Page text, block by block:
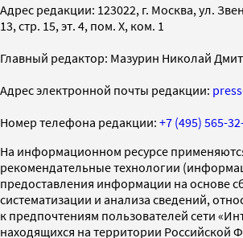
Адрес редакции: 123022, г. Москва, ул.
13, стр. 15, эт. 4, пом. X, ком. 1
Главный редактор: Мазурин Николай
Адрес электронной почты редакции:
Номер телефона редакции: +7 (495) 565-
На информационном ресурсе
рекомендательные технологии
предоставления информации на основе
систематизации и анализа сведений,
к предпочтениям пользователей сети
находящихся на территории Российской